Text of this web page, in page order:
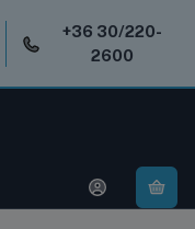
+36 30/220-
2600